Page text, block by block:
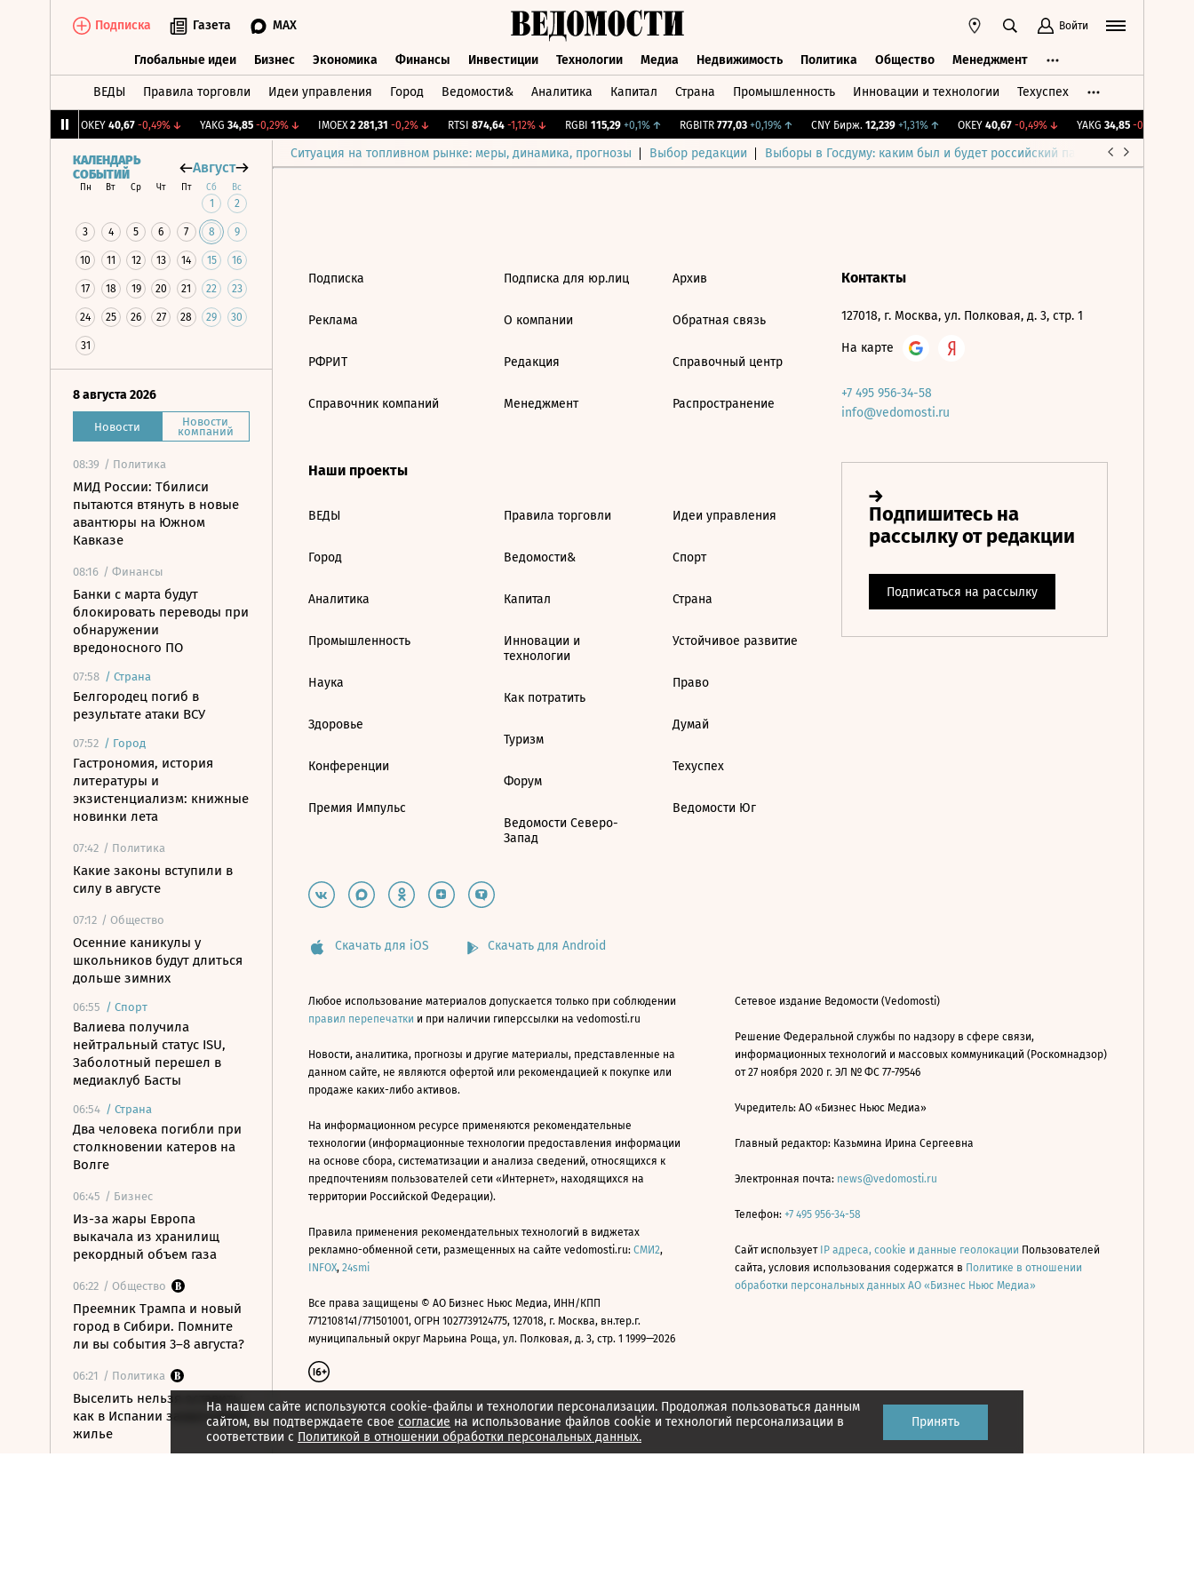
Подписка Газета MAX Войти
Глобальные идеи Бизнес Экономика Финансы Инвестиции Технологии Медиа Недвижимость Политика Общество Менеджмент
ВЕДЫ Правила торговли Идеи управления Город Ведомости& Аналитика Капитал Страна Промышленность Инновации и технологии Техуспех
OKEY 40,67 -0,49%↓ YAKG 34,85 -0,29%↓ IMOEX 2 281,31 -0,2%↓ RTSI 874,64 -1,12%↓ RGBI 115,29 +0,1%↑ RGBITR 777,03 +0,19%↑ CNY Бирж. 12,239 +1,31%↑ OKEY 40,67 -0,49%↓ YAKG 34,85 -0,29%
Ситуация на топливном рынке: меры, динамика, прогнозы Выбор редакции Выборы в Госдуму: каким был и будет российский парламент
КАЛЕНДАРЬ
СОБЫТИЙ
Август
Пн Вт Ср Чт Пт Сб Вс
1 2
3 4 5 6 7 8 9
10 11 12 13 14 15 16
17 18 19 20 21 22 23
24 25 26 27 28 29 30
31
8 августа 2026
Новости Новости
компаний
08:39 / Политика
МИД России: Тбилиси
пытаются втянуть в новые
авантюры на Южном
Кавказе
08:16 / Финансы
Банки с марта будут
блокировать переводы при
обнаружении
вредоносного ПО
07:58 / Страна
Белгородец погиб в
результате атаки ВСУ
07:52 / Город
Гастрономия, история
литературы и
экзистенциализм: книжные
новинки лета
07:42 / Политика
Какие законы вступили в
силу в августе
07:12 / Общество
Осенние каникулы у
школьников будут длиться
дольше зимних
06:55 / Спорт
Валиева получила
нейтральный статус ISU,
Заболотный перешел в
медиаклуб Басты
06:54 / Страна
Два человека погибли при
столкновении катеров на
Волге
06:45 / Бизнес
Из-за жары Европа
выкачала из хранилищ
рекордный объем газа
06:22 / Общество
Преемник Трампа и новый
город в Сибири. Помните
ли вы события 3–8 августа?
06:21 / Политика
Выселить нельзя оставить:
как в Испании захватывают
жилье
На нашем сайте используются cookie-файлы и технологии персонализации. Продолжая пользоваться данным
сайтом, вы подтверждаете свое согласие на использование файлов cookie и технологий персонализации в
соответствии с Политикой в отношении обработки персональных данных.
Принять
Подписка
Реклама
РФРИТ
Справочник компаний
Подписка для юр.лиц
О компании
Редакция
Менеджмент
Архив
Обратная связь
Справочный центр
Распространение
Наши проекты
ВЕДЫ
Город
Аналитика
Промышленность
Наука
Здоровье
Конференции
Премия Импульс
Правила торговли
Ведомости&
Капитал
Инновации и
технологии
Как потратить
Туризм
Форум
Ведомости Северо-
Запад
Идеи управления
Спорт
Страна
Устойчивое развитие
Право
Думай
Техуспех
Ведомости Юг
Контакты
127018, г. Москва, ул. Полковая, д. 3, стр. 1
На карте
+7 495 956-34-58
info@vedomosti.ru
Скачать для iOS Скачать для Android
Любое использование материалов допускается только при соблюдении
правил перепечатки и при наличии гиперссылки на vedomosti.ru
Новости, аналитика, прогнозы и другие материалы, представленные на
данном сайте, не являются офертой или рекомендацией к покупке или
продаже каких-либо активов.
На информационном ресурсе применяются рекомендательные
технологии (информационные технологии предоставления информации
на основе сбора, систематизации и анализа сведений, относящихся к
предпочтениям пользователей сети «Интернет», находящихся на
территории Российской Федерации).
Правила применения рекомендательных технологий в виджетах
рекламно-обменной сети, размещенных на сайте vedomosti.ru: СМИ2,
INFOX, 24smi
Все права защищены © АО Бизнес Ньюс Медиа, ИНН/КПП
7712108141/771501001, ОГРН 1027739124775, 127018, г. Москва, вн.тер.г.
муниципальный округ Марьина Роща, ул. Полковая, д. 3, стр. 1 1999—2026
Сетевое издание Ведомости (Vedomosti)
Решение Федеральной службы по надзору в сфере связи,
информационных технологий и массовых коммуникаций (Роскомнадзор)
от 27 ноября 2020 г. ЭЛ № ФС 77-79546
Учредитель: АО «Бизнес Ньюс Медиа»
Главный редактор: Казьмина Ирина Сергеевна
Электронная почта: news@vedomosti.ru
Телефон: +7 495 956-34-58
Сайт использует IP адреса, cookie и данные геолокации Пользователей
сайта, условия использования содержатся в Политике в отношении
обработки персональных данных АО «Бизнес Ньюс Медиа»